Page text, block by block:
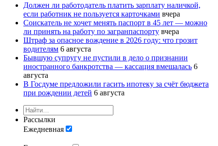
Должен ли работодатель платить зарплату наличкой,
если работник не пользуется карточками вчера
Соискатель не хочет менять паспорт в 45 лет — можно
ли принять на работу по загранпаспорту вчера
Штраф за опасное вождение в 2026 году: что грозит
водителям 6 августа
Бывшую супругу не пустили в дело о признании
иностранного банкротства — кассация вмешалась 6
августа
В Госдуме предложили гасить ипотеку за счёт бюджета
при рождении детей 6 августа
Рассылки
Ежедневная